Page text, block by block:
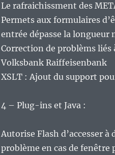
Le rafraichissment des
Permets aux formulaires
entrée dépasse la longueur
Correction de problèms liés
Volksbank Raiffeisenbank
XSLT : Ajout du support
4 – Plug-ins et Java :
Autorise Flash d’accesser
problème en cas de